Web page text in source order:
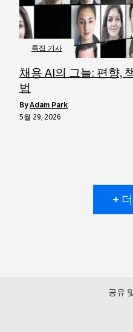
특집 기사
채용 AI의 그늘: 편향,
법
byAdam Park
5월 29, 2026
+
공유